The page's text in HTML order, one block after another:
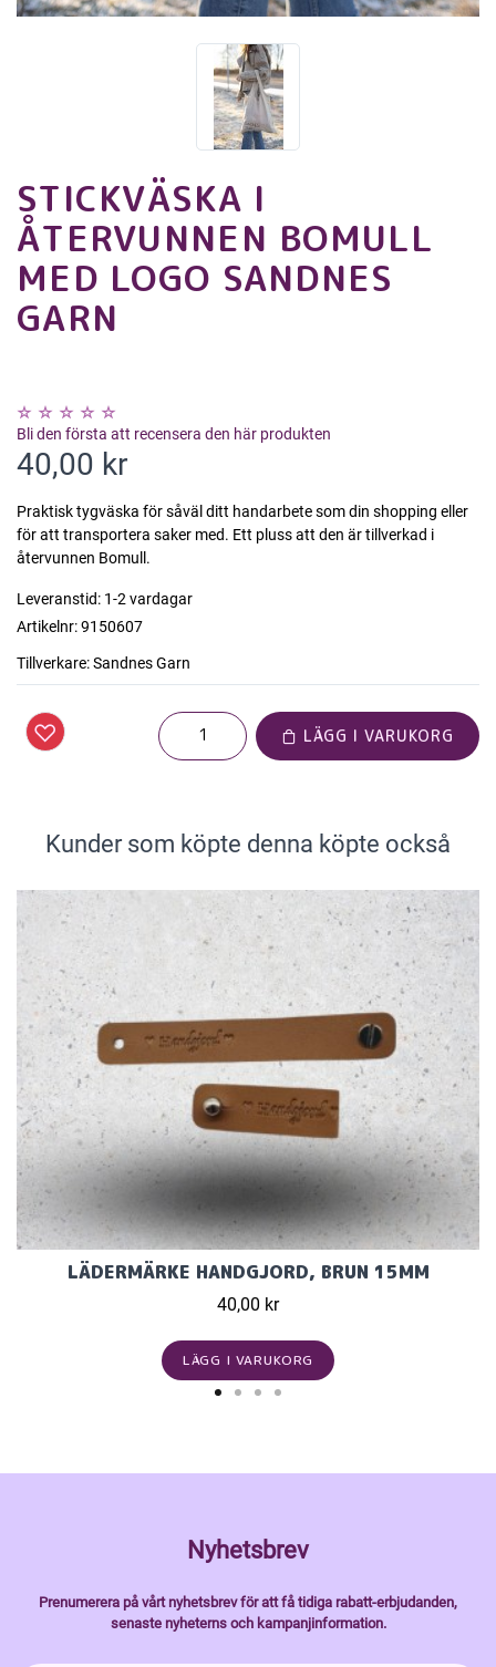
STICKVÄSKA I
ÅTERVUNNEN BOMULL
MED LOGO SANDNES
GARN
Bli den första att recensera den här produkten
40,00 kr
Praktisk tygväska för såväl ditt handarbete som din shopping eller
för att transportera saker med. Ett pluss att den är tillverkad i
återvunnen Bomull.
Leveranstid: 1-2 vardagar
Artikelnr:9150607
Tillverkare:Sandnes Garn
LÄGG I VARUKORG
Kunder som köpte denna köpte också
LÄDERMÄRKE HANDGJORD, BRUN 15MM
40,00 kr
LÄGG I VARUKORG
Nyhetsbrev
Prenumerera på vårt nyhetsbrev för att få tidiga rabatt-erbjudanden,
senaste nyheterns och kampanjinformation.